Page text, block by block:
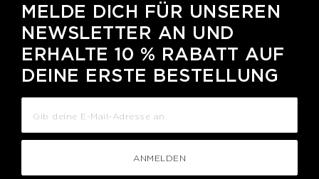
MELDE DICH FÜR UNSEREN
NEWSLETTER AN UND
ERHALTE 10 % RABATT AUF
DEINE ERSTE BESTELLUNG
ANMELDEN